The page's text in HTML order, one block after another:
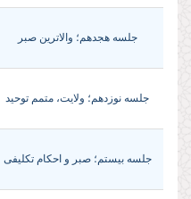
جلسه هجدهم؛ والاترین صبر
جلسه نوزدهم؛ ولایت، متمم توحید
جلسه بیستم؛ صبر و احكام تكلیفی